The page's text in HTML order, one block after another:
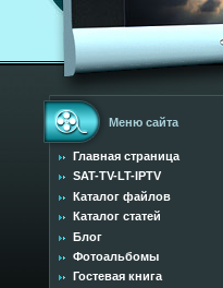
Меню сайта
Главная страница
SAT-TV-LT-IPTV
Каталог файлов
Каталог статей
Блог
Фотоальбомы
Гостевая книга